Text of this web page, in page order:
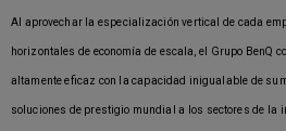
Al aprovechar la especialización vertical de cada
horizontales de economía de escala, el Grupo BenQ
altamente eficaz con la capacidad inigualable de
soluciones de prestigio mundial a los sectores de la